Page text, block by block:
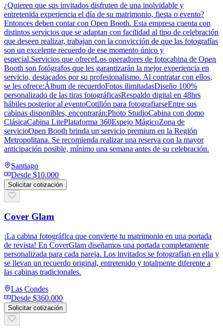
¿Quieren que sus invitados disfruten de una inolvidable y
entretenida experiencia el día de su matrimonio, fiesta o evento?
Entonces deben contar con Open Booth. Esta empresa cuenta con
distintos servicios que se adaptan con facilidad al tipo de celebración
que deseen realizar, trabajan con la convicción de que las fotografías
son un excelente recuerdo de ese momento único y
especial.Servicios que ofreceLos operadores de fotocabina de Open
Booth son fotógrafos que les garantizarán la mejor experiencia en
servicio, destacados por su profesionalismo. Al contratar con ellos,
se les ofrece:Álbum de recuerdoFotos ilimitadasDiseño 100%
personalizado de las tiras fotográficasRespaldo digital en 48hrs
hábiles posterior al eventoCotillón para fotografiarseEntre sus
cabinas disponibles, encontrarán:Photo StudioCabina con domo
ClásicaCabina LitePlataforma 360Espejo MágicoZona de
servicioOpen Booth brinda un servicio premium en la Región
Metropolitana. Se recomienda realizar una reserva con la mayor
anticipación posible, mínimo una semana antes de su celebración.
Santiago
Desde $10.000
Solicitar cotización
Cover Glam
¡La cabina fotográfica que convierte tu matrimonio en una portada
de revista! En CoverGlam diseñamos una portada completamente
personalizada para cada pareja. Los invitados se fotografían en ella y
se llevan un recuerdo original, entretenido y totalmente diferente a
las cabinas tradicionales.
Las Condes
Desde $360.000
Solicitar cotización